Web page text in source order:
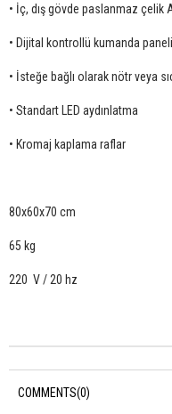
• İç, dış gövde paslanmaz çelik
• Dijital kontrollü kumanda paneli
• İsteğe bağlı olarak nötr veya
• Standart LED aydınlatma
• Kromaj kaplama raflar
80x60x70 cm
65 kg
220 V / 20 hz
COMMENTS(0)